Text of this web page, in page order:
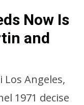
Now Is
and
Angeles,
1971 decise